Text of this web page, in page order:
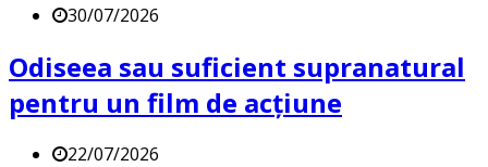
30/07/2026
Odiseea sau suficient supranatural
pentru un film de acțiune
22/07/2026